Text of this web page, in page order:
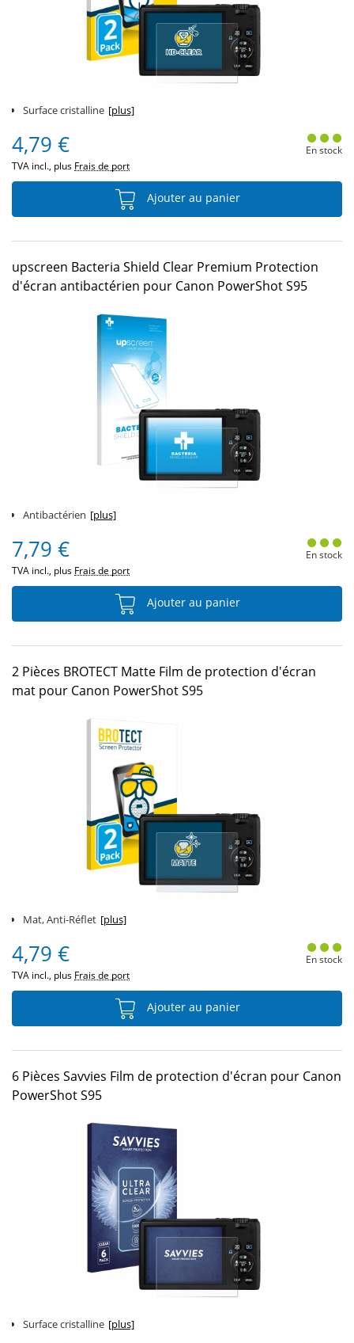
Surface cristalline [plus]
4,79 €
TVA incl., plus Frais de port
En stock
Ajouter au panier
upscreen Bacteria Shield Clear Premium Protection
d'écran antibactérien pour Canon PowerShot S95
Antibactérien [plus]
7,79 €
TVA incl., plus Frais de port
En stock
Ajouter au panier
2 Pièces BROTECT Matte Film de protection d'écran
mat pour Canon PowerShot S95
Mat, Anti-Réflet [plus]
4,79 €
TVA incl., plus Frais de port
En stock
Ajouter au panier
6 Pièces Savvies Film de protection d'écran pour Canon
PowerShot S95
Surface cristalline [plus]